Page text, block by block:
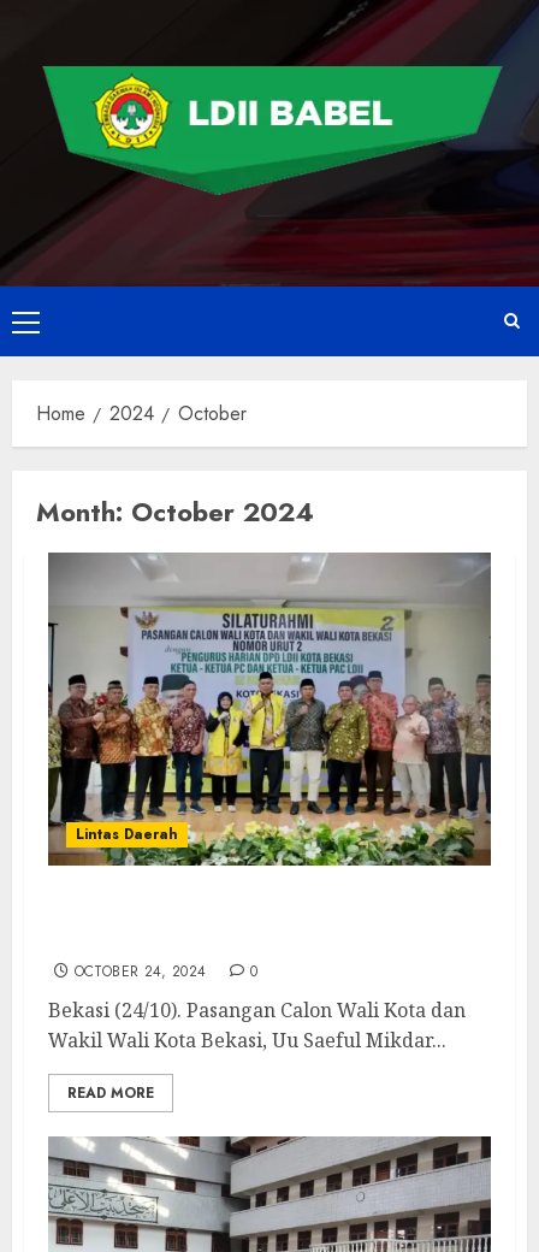
Home 2024 October
Month: October 2024
Lintas Daerah
OCTOBER 24, 2024 0
Bekasi (24/10). Pasangan Calon Wali Kota dan
Wakil Wali Kota Bekasi, Uu Saeful Mikdar...
READ MORE